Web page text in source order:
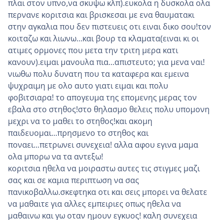
πλαι στον υπνο,να σκυψω κλπ).ευκολα η δυσκολα ολα
περνανε κοριτσια και βρισκεσαι με ενα θαυματακι
στην αγκαλια που δεν πιστευεις οτι ειναι δικο σου!τον
κοιταζω και λιωνω...και βουρ τα κλαματα(ειναι κι οι
ατιμες ορμονες που μετα την τριτη μερα κατι
κανουν).ειμαι μανουλα πια...απιστευτο; για μενα ναι!
νιωθω πολυ δυνατη που τα καταφερα και εμεινα
ψυχραιμη με ολο αυτο γιατι ειμαι και πολυ
φοβιτσιαρα! το απογευμα της επομενης μερας τον
εβαλα στο στηθος!στο θηλασμο θελεις πολυ υπομονη
μεχρι να το μαθει το στηθος!και ακομη
παιδευομαι...πρησμενο το στηθος και
ποναει...πετρωνει συνεχεια! αλλα αφου εγινα μαμα
ολα μπορω να τα αντεξω!
κοριτσια ηθελα να μοιραστω αυτες τις στιγμες μαζι
σας και σε καμια περιπτωση να σας
πανικοβαλλω.σκεφτηκα οτι και σεις μπορει να θελατε
να μαθαιτε για αλλες εμπειριες οπως ηθελα να
μαθαινω και γω οταν ημουν εγκυος! καλη συνεχεια